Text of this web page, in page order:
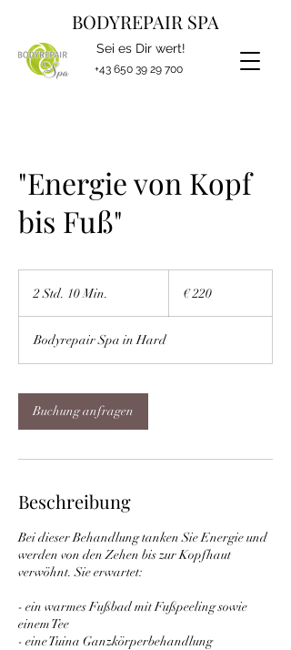
BODYREPAIR SPA
Sei es Dir wert!
+43 650 39 29 700
"Energie von Kopf
bis Fuß"
2 Std. 10 Min.
d
.
0
M
i
€ 220
Bodyrepair Spa in Hard
Buchung anfragen
Beschreibung
Bei dieser Behandlung tanken Sie Energie und
werden von den Zehen bis zur Kopfhaut
verwöhnt. Sie erwartet:
- ein warmes Fußbad mit Fußpeeling sowie
einem Tee
- eine Tuina Ganzkörperbehandlung